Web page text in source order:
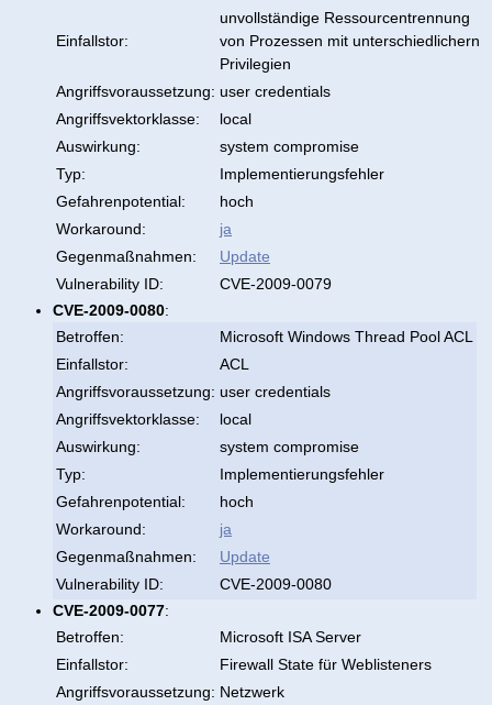
Einfallstor:
unvollständige Ressourcentrennung
von Prozessen mit unterschiedlichern
Privilegien
Angriffsvoraussetzung: user credentials
Angriffsvektorklasse:
local
Auswirkung:
system compromise
Typ:
Implementierungsfehler
Gefahrenpotential:
hoch
Workaround:
ja
Gegenmaßnahmen:
Update
Vulnerability ID:
CVE-2009-0079
CVE-2009-0080:
Betroffen:
Microsoft Windows Thread Pool ACL
Einfallstor:
ACL
Angriffsvoraussetzung: user credentials
Angriffsvektorklasse:
local
Auswirkung:
system compromise
Typ:
Implementierungsfehler
Gefahrenpotential:
hoch
Workaround:
ja
Gegenmaßnahmen:
Update
Vulnerability ID:
CVE-2009-0080
CVE-2009-0077:
Betroffen:
Microsoft ISA Server
Einfallstor:
Firewall State für Weblisteners
Angriffsvoraussetzung: Netzwerk